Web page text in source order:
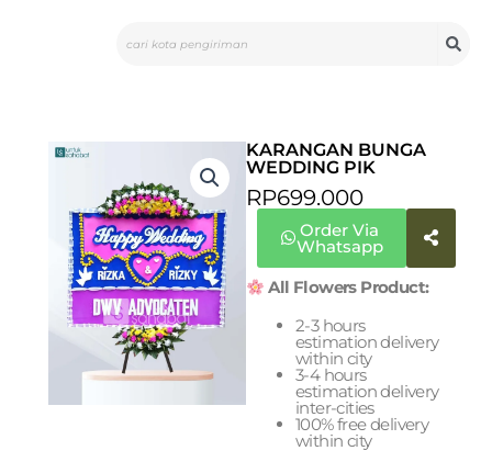
KARANGAN BUNGA
WEDDING PIK
RP699.000
Order Via
Whatsapp
All Flowers Product:
2-3 hours
estimation delivery
within city
3-4 hours
estimation delivery
inter-cities
100% free delivery
within city